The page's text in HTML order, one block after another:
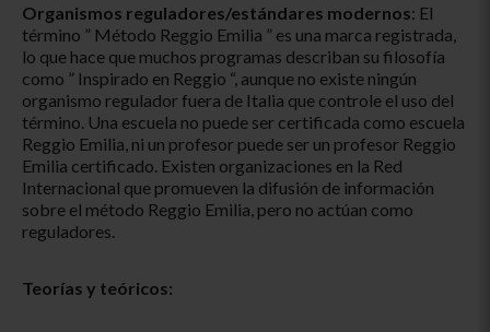
Organismos reguladores/estándares modernos: El
término ” Método Reggio Emilia ” es una marca registrada,
lo que hace que muchos programas describan su filosofía
como ” Inspirado en Reggio “, aunque no existe ningún
organismo regulador fuera de Italia que controle el uso del
término. Una escuela no puede ser certificada como escuela
Reggio Emilia, ni un profesor puede ser un profesor Reggio
Emilia certificado. Existen organizaciones en la Red
Internacional que promueven la difusión de información
sobre el método Reggio Emilia, pero no actúan como
reguladores.
Teorías y teóricos: